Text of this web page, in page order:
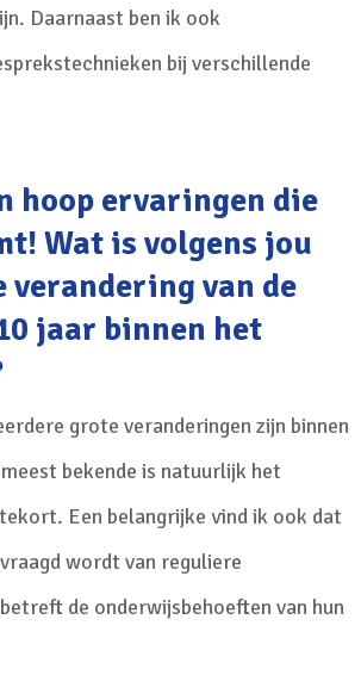
Daarnaast ben ik ook
bij verschillende
Wat is volgens jou
verandering van de
jaar binnen het
grote veranderingen zijn binnen
bekende is natuurlijk het
Een belangrijke vind ik ook dat
wordt van reguliere
de onderwijsbehoeften van hun